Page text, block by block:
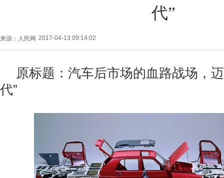
代”
来源：人民网 2017-04-13 09:14:02
原标题：汽车后市场的血路战场，
代”